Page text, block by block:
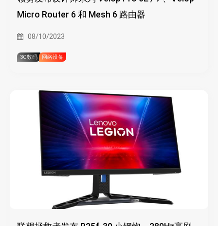
Micro Router 6 和 Mesh 6 路由器
08/10/2023
3C数码 网络设备